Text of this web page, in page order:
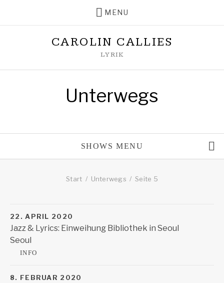
MENU
CAROLIN CALLIES
LYRIK
Unterwegs
SHOWS MENU
Start Unterwegs Seite 5
22. APRIL 2020
Jazz & Lyrics: Einweihung Bibliothek in Seoul
Seoul
Goethe Institut Korea
INFO
8. FEBRUAR 2020